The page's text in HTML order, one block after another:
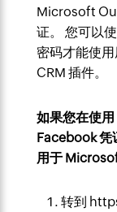
Microsoft
证。 您可以
密码才能使
CRM 插件。
如果您在使
Facebook 凭
用于
转到